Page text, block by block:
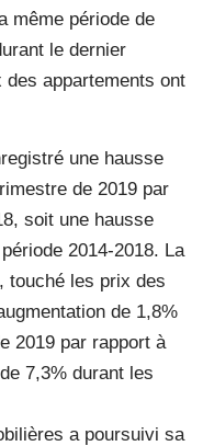
même période de
le dernier
des appartements ont
une hausse
de 2019 par
soit une hausse
2014-2018. La
touché les prix des
de 1,8%
2019 par rapport à
7,3% durant les
a poursuivi sa